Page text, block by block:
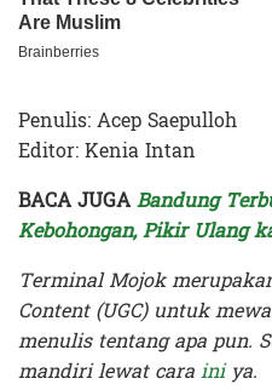
Penulis: Acep Saepulloh
Editor: Kenia Intan
BACA JUGABandung
Kebohongan, Pikir Ulang
Terminal Mojok
Content (UGC) untuk
menulis tentang apa pun.
mandiri lewat carainiya.